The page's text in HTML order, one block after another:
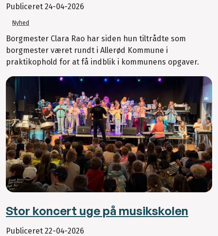
Publiceret 24-04-2026
Nyhed
Borgmester Clara Rao har siden hun tiltrådte som
borgmester været rundt i Allerød Kommune i
praktikophold for at få indblik i kommunens opgaver.
Stor koncert uge på musikskolen
Publiceret 22-04-2026